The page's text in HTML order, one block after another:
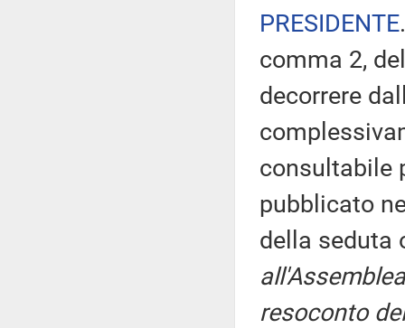
PRESIDENTE
comma 2,
decorrere
consultabile
pubblicato
della seduta
resoconto